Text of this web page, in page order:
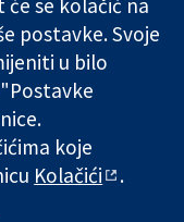
Library
1045921) and a
registered in
718 2127 49.
postavke. Svoje
u bilo
koje
Kolačići .